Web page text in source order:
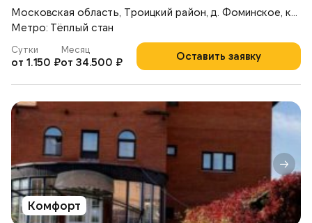
Метро: Тёплый стан
Оставить заявку
Сутки
от 1.150 ₽
Месяц
от 34.500 ₽
Комфорт